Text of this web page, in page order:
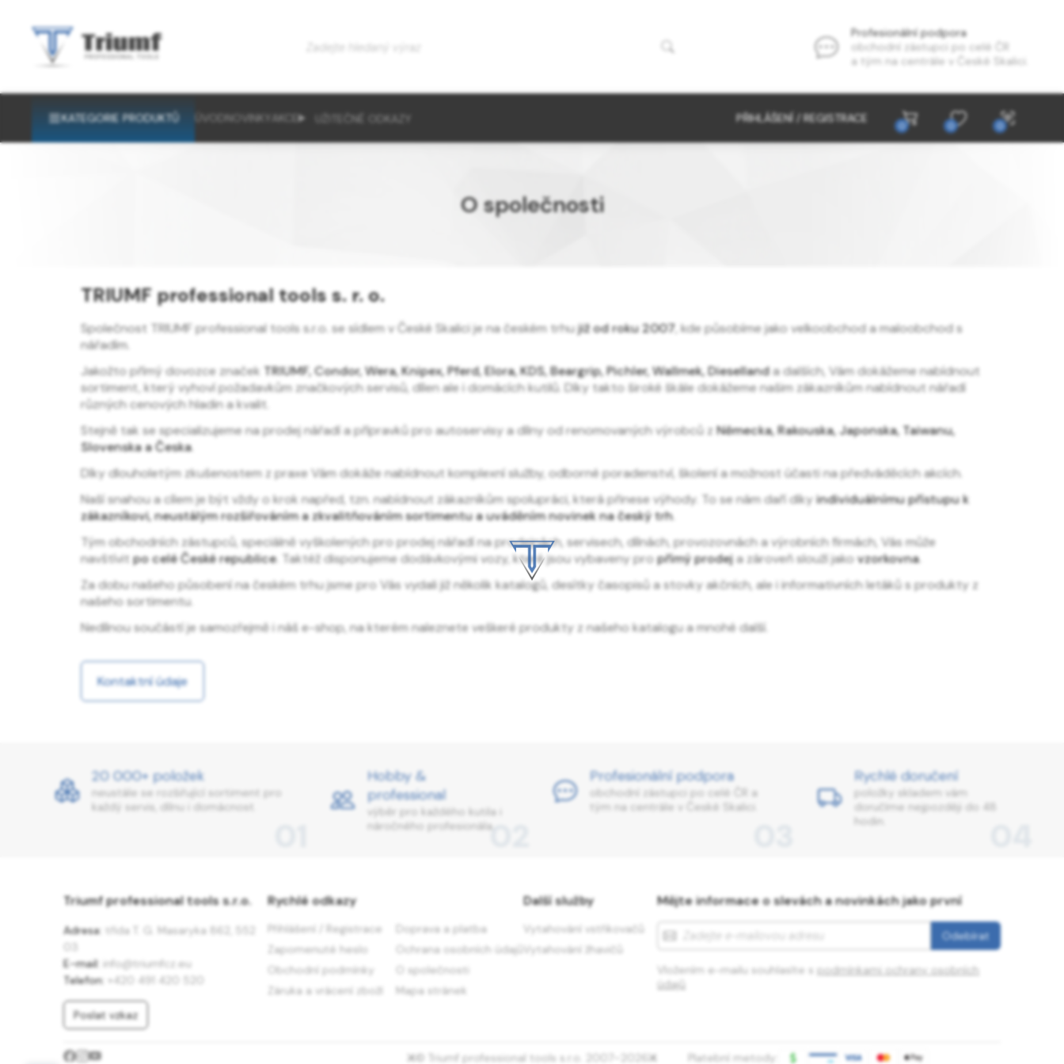
Profesionální podpora
obchodní zástupci po celé ČR
a tým na centrále v České Skalici.
KATEGORIE PRODUKTŮ ÚVODNOVINKY AKCE UŽITEČNÉ ODKAZY PŘIHLÁŠENÍ / REGISTRACE
0 0 0
O společnosti
TRIUMF professional tools s. r. o.
Společnost TRIUMF professional tools s.r.o. se sídlem v České Skalici je na českém trhujiž od roku 2007 , kde působíme jako velkoobchod a maloobchod s
nářadím.
Jakožto přímý dovozce značek TRIUMF, Condor, Wera, Knipex, Pferd, Elora, KDS, Beargrip, Pichler, Wallmek, Diesellanda dalších, Vám dokážeme nabídnout
sortiment, který vyhoví požadavkům značkových servisů, dílen ale i domácích kutilů. Díky takto široké škále dokážeme našim zákazníkům nabídnout nářadí
různých cenových hladin a kvalit.
Stejně tak se specializujeme na prodej nářadí a přípravků pro autoservisy a dílny od renomovaných výrobců zNěmecka, Rakouska, Japonska, Taiwanu,
Slovenska a Česka.
Díky dlouholetým zkušenostem z praxe Vám dokáže nabídnout komplexní služby, odborné poradenství, školení a možnost účasti na předváděcích akcích.
Naší snahou a cílem je být vždy o krok napřed, tzn. nabídnout zákazníkům spolupráci, která přinese výhody. To se nám daří díkyindividuálnímu přístupu k
zákazníkovi, neustálým rozšiřováním a zkvalitňováním sortimentu a uváděním novinek na český trh.
Tým obchodních zástupců, speciálně vyškolených pro prodej nářadí na prodejnách, servisech, dílnách, provozovnách a výrobních firmách, Vás může
navštívitpo celé České republice. Taktéž disponujeme dodávkovými vozy, které jsou vybaveny propřímý prodeja zároveň slouží jakovzorkovna.
Za dobu našeho působení na českém trhu jsme pro Vás vydali již několik katalogů, desítky časopisů a stovky akčních, ale i informativních letáků s produkty z
našeho sortimentu.
Nedílnou součástí je samozřejmě i náš e-shop, na kterém naleznete veškeré produkty z našeho katalogu a mnohé další.
Kontaktní údaje
20 000+ položek
neustále se rozšiřující sortiment pro
každý servis, dílnu i domácnost.
Hobby &
professional
výběr pro každého kutila i
náročného profesionála.02
Profesionální podpora
obchodní zástupci po celé ČR a
tým na centrále v České Skalici.
Rychlé doručení
položky skladem vám
doručíme nejpozději do 48
hodin.
Triumf professional tools s.r.o.
Adresa: třída T. G. Masaryka 862, 552
E-mail: info@triumfcz.eu
Telefon: +420 491 420 520
Poslat vzkaz
Rychlé odkazy
Přihlášení / Registrace
Zapomenuté heslo
Obchodní podmínky
Záruka a vrácení zboží
Doprava a platba
Ochrana osobních údajů
O společnosti
Mapa stránek
Další služby
Vytahování vstřikovačů
Vytahování žhavičů
Mějte informace o slevách a novinkách jako první
Vložením e-mailu souhlasíte spodmínkami ochrany osobních
údajů
© Triumf professional tools s.r.o. 2007–2026 Platební metody: